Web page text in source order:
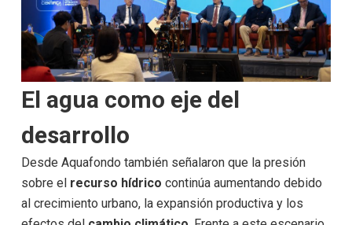
El agua como eje del
desarrollo
Desde Aquafondo también señalaron que la presión
sobre el recurso hídrico continúa aumentando debido
al crecimiento urbano, la expansión productiva y los